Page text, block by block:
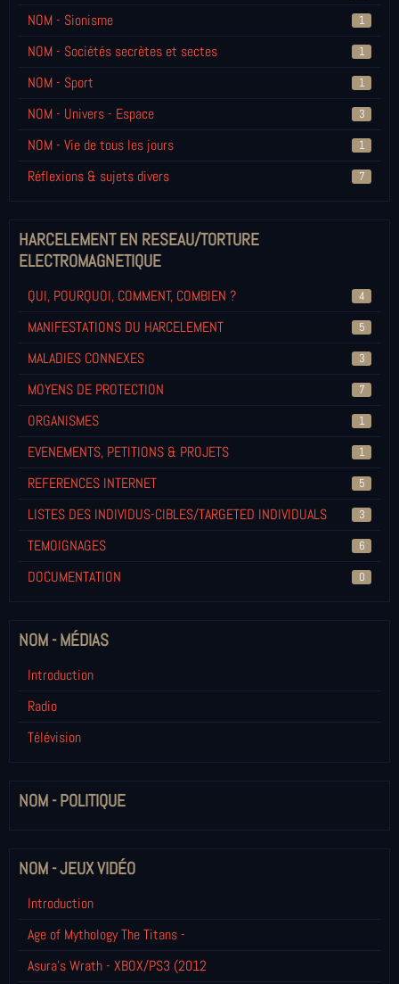
NOM - Sionisme 1
NOM - Sociétés secrètes et sectes 1
NOM - Sport 1
NOM - Univers - Espace 3
NOM - Vie de tous les jours 1
Réflexions & sujets divers 7
HARCELEMENT EN RESEAU/TORTURE
ELECTROMAGNETIQUE
QUI, POURQUOI, COMMENT, COMBIEN ? 4
MANIFESTATIONS DU HARCELEMENT 5
MALADIES CONNEXES 3
MOYENS DE PROTECTION 7
ORGANISMES 1
EVENEMENTS, PETITIONS & PROJETS 1
REFERENCES INTERNET 5
LISTES DES INDIVIDUS-CIBLES/TARGETED INDIVIDUALS 3
TEMOIGNAGES 6
DOCUMENTATION 0
NOM - MÉDIAS
Introduction
Radio
Télévision
NOM - POLITIQUE
NOM - JEUX VIDÉO
Introduction
Age of Mythology The Titans -
Asura's Wrath - XBOX/PS3 (2012